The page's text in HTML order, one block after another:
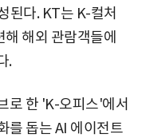
된다. KT는 K-컬처
해외 관람객들에
.
로 한 'K-오피스'에서
를 돕는 AI 에이전트